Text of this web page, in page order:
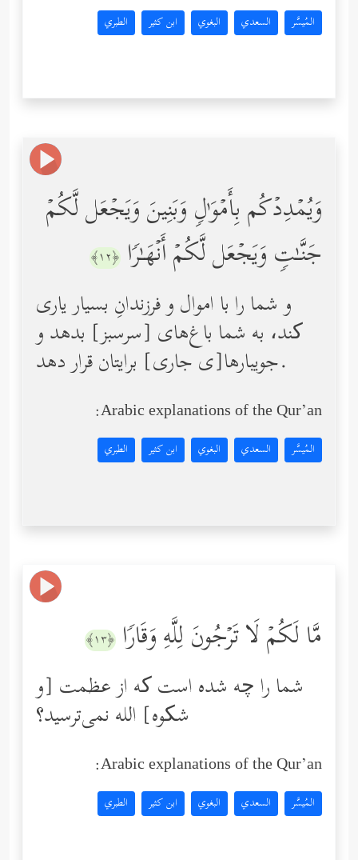
المُيسَّر السعدي البغوي ابن كثير الطبري
وَیُمۡدِدۡكُم بِأَمۡوَ ٰ⁠لࣲ وَبَنِینَ وَیَجۡعَل لَّكُمۡ
جَنَّـٰتࣲ وَیَجۡعَل لَّكُمۡ أَنۡهَـٰرࣰا ﴿١٢﴾
و شما را با اموال و فرزندانِ بسیار یاری
کند، به شما باغ‌های [سرسبز] بدهد و
جویبارها[ی جاری] برایتان قرار دهد.
Arabic explanations of the Qur’an:
المُيسَّر السعدي البغوي ابن كثير الطبري
مَّا لَكُمۡ لَا تَرۡجُونَ لِلَّهِ وَقَارࣰا ﴿١٣﴾
شما را چه شده است که از عظمت [و
شکوه] الله نمی‌ترسید؟
Arabic explanations of the Qur’an:
المُيسَّر السعدي البغوي ابن كثير الطبري